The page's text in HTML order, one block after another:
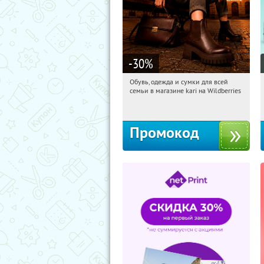
-30%
22:43:12 Получили:
Обувь, одежда и сумки для всей
семьи в магазине kari на Wildberries
Промокод